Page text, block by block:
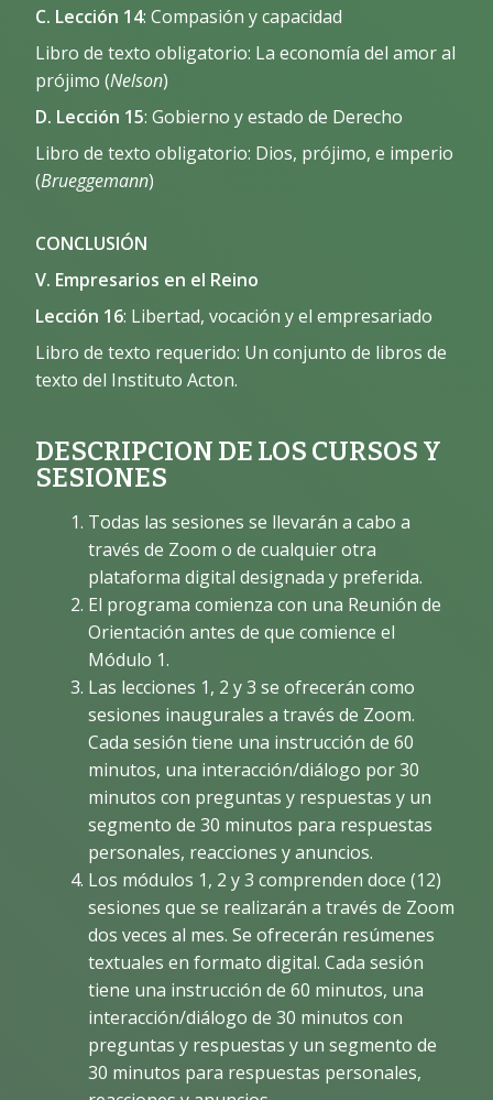
C. Lección 14: Compasión y capacidad
Libro de texto obligatorio: La economía del amor al
prójimo (Nelson)
D. Lección 15: Gobierno y estado de Derecho
Libro de texto obligatorio: Dios, prójimo, e imperio
(Brueggemann)
CONCLUSIÓN
V. Empresarios en el Reino
Lección 16: Libertad, vocación y el empresariado
Libro de texto requerido: Un conjunto de libros de
texto del Instituto Acton.
DESCRIPCION DE LOS CURSOS Y
SESIONES
Todas las sesiones se llevarán a cabo a
través de Zoom o de cualquier otra
plataforma digital designada y preferida.
El programa comienza con una Reunión de
Orientación antes de que comience el
Módulo 1.
Las lecciones 1, 2 y 3 se ofrecerán como
sesiones inaugurales a través de Zoom.
Cada sesión tiene una instrucción de 60
minutos, una interacción/diálogo por 30
minutos con preguntas y respuestas y un
segmento de 30 minutos para respuestas
personales, reacciones y anuncios.
Los módulos 1, 2 y 3 comprenden doce (12)
sesiones que se realizarán a través de Zoom
dos veces al mes. Se ofrecerán resúmenes
textuales en formato digital. Cada sesión
tiene una instrucción de 60 minutos, una
interacción/diálogo de 30 minutos con
preguntas y respuestas y un segmento de
30 minutos para respuestas personales,